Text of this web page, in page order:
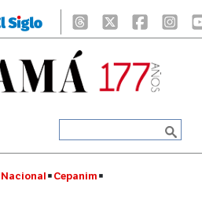
Cepanim